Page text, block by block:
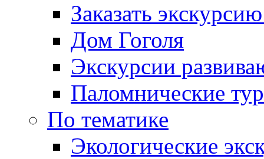
Заказать
Дом Гоголя
Экскурсии
Паломнические
По тематике
Экологические